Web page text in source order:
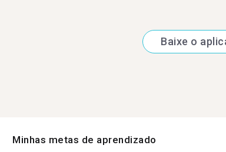
Baixe o
Minhas metas de aprendizado